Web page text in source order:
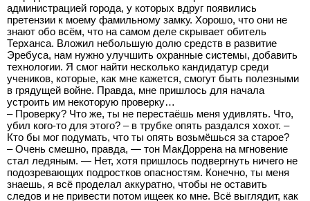
администрацией города, у которых вдруг появились
претензии к моему фамильному замку. Хорошо, что они не
знают обо всём, что на самом деле скрывает обитель
Терханса. Вложил небольшую долю средств в развитие
Эребуса, нам нужно улучшить охранные системы, добавить
технологии. Я смог найти несколько кандидатур среди
учеников, которые, как мне кажется, смогут быть полезными
в грядущей войне. Правда, мне пришлось для начала
устроить им некоторую проверку…
– Проверку? Что же, ты не перестаёшь меня удивлять. Что,
убил кого-то для этого? – в трубке опять раздался хохот. –
Кто бы мог подумать, что ты опять возьмёшься за старое?
– Очень смешно, правда, — тон МакДоррена на мгновение
стал ледяным. — Нет, хотя пришлось подвергнуть ничего не
подозревающих подростков опасностям. Конечно, ты меня
знаешь, я всё проделал аккуратно, чтобы не оставить
следов и не привести потом ищеек ко мне. Всё выглядит, как